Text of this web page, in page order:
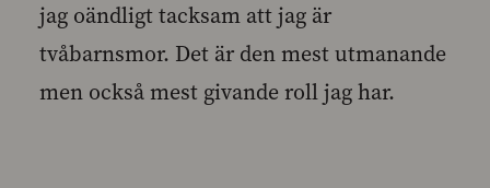
jag oändligt tacksam att jag är
tvåbarnsmor. Det är den mest utmanande
men också mest givande roll jag har.